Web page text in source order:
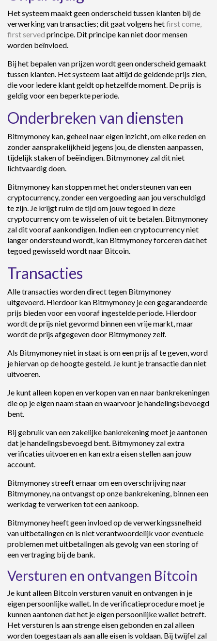
Het systeem maakt geen onderscheid tussen klanten bij de
verwerking van transacties; dit gaat volgens hetfirst come,
first served principe. Dit principe kan niet door mensen
worden beïnvloed.
Bij het bepalen van prijzen wordt geen onderscheid gemaakt
tussen klanten. Het systeem laat altijd de geldende prijs zien,
die voor iedere klant geldt op hetzelfde moment. De prijs is
geldig voor een beperkte periode.
Onderbreken van diensten
Bitmymoney kan, geheel naar eigen inzicht, om elke reden en
zonder aansprakelijkheid jegens jou, de diensten aanpassen,
tijdelijk staken of beëindigen. Bitmymoney zal dit niet
lichtvaardig doen.
Bitmymoney kan stoppen met het ondersteunen van een
cryptocurrency, zonder een vergoeding aan jou verschuldigd
te zijn. Je krijgt ruim de tijd om jouw tegoed in deze
cryptocurrency om te wisselen of uit te betalen. Bitmymoney
zal dit vooraf aankondigen. Indien een cryptocurrency niet
langer ondersteund wordt, kan Bitmymoney forceren dat het
tegoed gewisseld wordt naar Bitcoin.
Transacties
Alle transacties worden direct tegen Bitmymoney
uitgevoerd. Hierdoor kan Bitmymoney je een gegarandeerde
prijs bieden voor een vooraf ingestelde periode. Hierdoor
wordt de prijs niet gevormd binnen een vrije markt, maar
wordt de prijs afgegeven door Bitmymoney zelf.
Als Bitmymoney niet in staat is om een prijs af te geven, word
je hiervan op de hoogte gesteld. Je kunt je transactie dan niet
uitvoeren.
Je kunt alleen kopen en verkopen van en naar bankrekeningen
die op je eigen naam staan en waarvoor je handelingsbevoegd
bent.
Bij gebruik van een zakelijke bankrekening moet je aantonen
dat je handelingsbevoegd bent. Bitmymoney zal extra
verificaties uitvoeren en kan extra eisen stellen aan jouw
account.
Bitmymoney streeft ernaar om een overschrijving naar
Bitmymoney, na ontvangst op onze bankrekening, binnen een
werkdag te verwerken tot een aankoop.
Bitmymoney heeft geen invloed op de verwerkingssnelheid
van uitbetalingen en is niet verantwoordelijk voor eventuele
problemen met uitbetalingen als gevolg van een storing of
een vertraging bij de bank.
Versturen en ontvangen Bitcoin
Je kunt alleen Bitcoin versturen vanuit en ontvangen in je
eigen persoonlijke wallet. In de verificatieprocedure moet je
kunnen aantonen dat het je eigen persoonlijke wallet betreft.
Het versturen is aan strenge eisen gebonden en zal alleen
worden toegestaan als aan alle eisen is voldaan. Bij twijfel zal